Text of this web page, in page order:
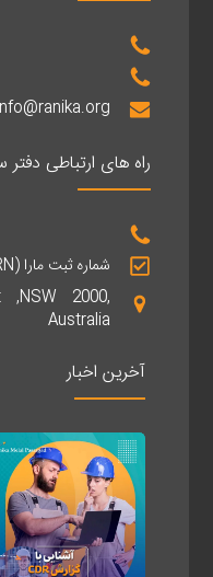
راه های ارتباطی
شماره ثبت مارا (MARN): 0100438
2000,
Australia
آخرین اخبار